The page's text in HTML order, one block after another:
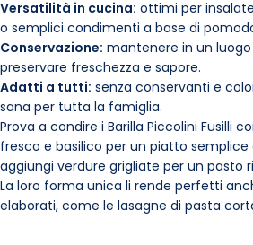
Versatilità in cucina: ottimi per
o semplici condimenti a base di
Conservazione: mantenere in un
preservare freschezza e sapore.
Adatti a tutti: senza conservanti e
sana per tutta la famiglia.
Prova a condire i Barilla Piccolini Fusilli
fresco e basilico per un piatto semplice
aggiungi verdure grigliate per un pasto
La loro forma unica li rende perfetti
elaborati, come le lasagne di pasta